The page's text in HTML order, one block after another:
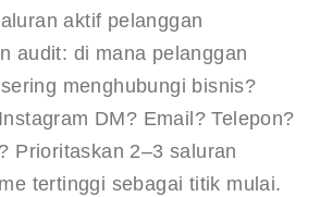
aktif pelanggan
audit: di mana pelanggan
menghubungi bisnis?
DM? Email? Telepon?
Prioritaskan 2–3 saluran
tertinggi sebagai titik mulai.